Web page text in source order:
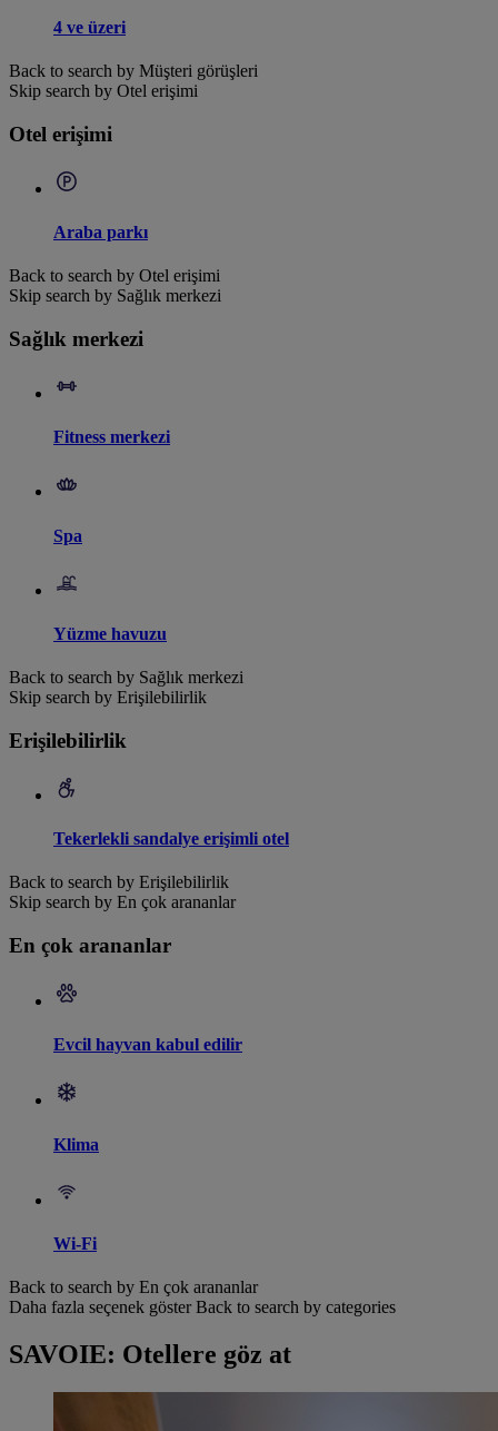
4 ve üzeri
Back to search by Müşteri görüşleri
Skip search by Otel erişimi
Otel erişimi
Araba parkı
Back to search by Otel erişimi
Skip search by Sağlık merkezi
Sağlık merkezi
Fitness merkezi
Spa
Yüzme havuzu
Back to search by Sağlık merkezi
Skip search by Erişilebilirlik
Erişilebilirlik
Tekerlekli sandalye erişimli otel
Back to search by Erişilebilirlik
Skip search by En çok arananlar
En çok arananlar
Evcil hayvan kabul edilir
Klima
Wi-Fi
Back to search by En çok arananlar
Daha fazla seçenek göster Back to search by categories
SAVOIE: Otellere göz at